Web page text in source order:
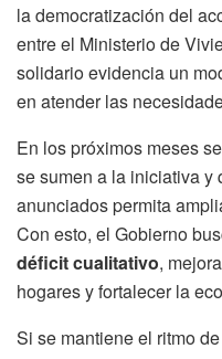
la democratización del
entre el Ministerio de
solidario evidencia un
en atender las
En los próximos meses
se sumen a la iniciativa y
anunciados permita
Con esto, el Gobierno
déficit cualitativo,
hogares y fortalecer la
Si se mantiene el ritmo